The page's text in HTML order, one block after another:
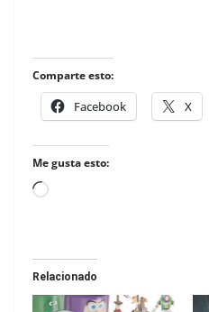
Comparte esto:
Facebook X
Me gusta esto:
Loading…
Relacionado